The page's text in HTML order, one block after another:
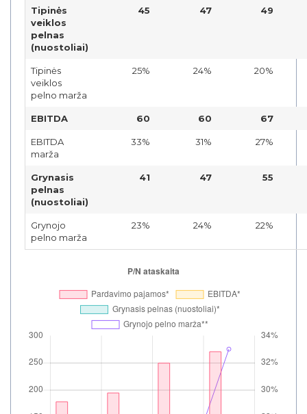
Tipinės
veiklos
pelnas
(nuostoliai)
45 47 49
Tipinės
veiklos
pelno marža
25% 24% 20%
EBITDA 60 60 67
EBITDA
marža
33% 31% 27%
Grynasis
pelnas
(nuostoliai)
41 47 55
Grynojo
pelno marža
23% 24% 22%